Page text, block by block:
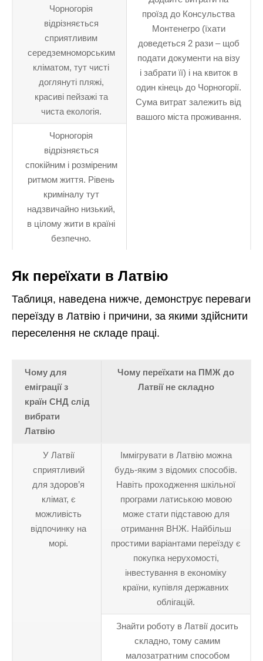
проїзд до Консульства
Монтенегро (їхати
доведеться 2 рази – щоб
подати документи на візу
і забрати її) і на квиток в
один кінець до Чорногорії.
Сума витрат залежить від
вашого міста проживання.
Чорногорія
відрізняється
сприятливим
середземноморським
кліматом, тут чисті
доглянуті пляжі,
красиві пейзажі та
чиста екологія.
Чорногорія
відрізняється
спокійним і розміреним
ритмом життя. Рівень
криміналу тут
надзвичайно низький,
в цілому жити в країні
безпечно.
Як переїхати в Латвію
Таблиця, наведена нижче, демонструє переваги
переїзду в Латвію і причини, за якими здійснити
переселення не складе праці.
Чому для
еміграції з
країн СНД слід
вибрати
Латвію
Чому переїхати на ПМЖ до
Латвії не складно
У Латвії
сприятливий
для здоров’я
клімат, є
можливість
відпочинку на
морі.
Іммігрувати в Латвію можна
будь-яким з відомих способів.
Навіть проходження шкільної
програми латиською мовою
може стати підставою для
отримання ВНЖ. Найбільш
простими варіантами переїзду є
покупка нерухомості,
інвестування в економіку
країни, купівля державних
облігацій.
Знайти роботу в Латвії досить
складно, тому самим
малозатратним способом